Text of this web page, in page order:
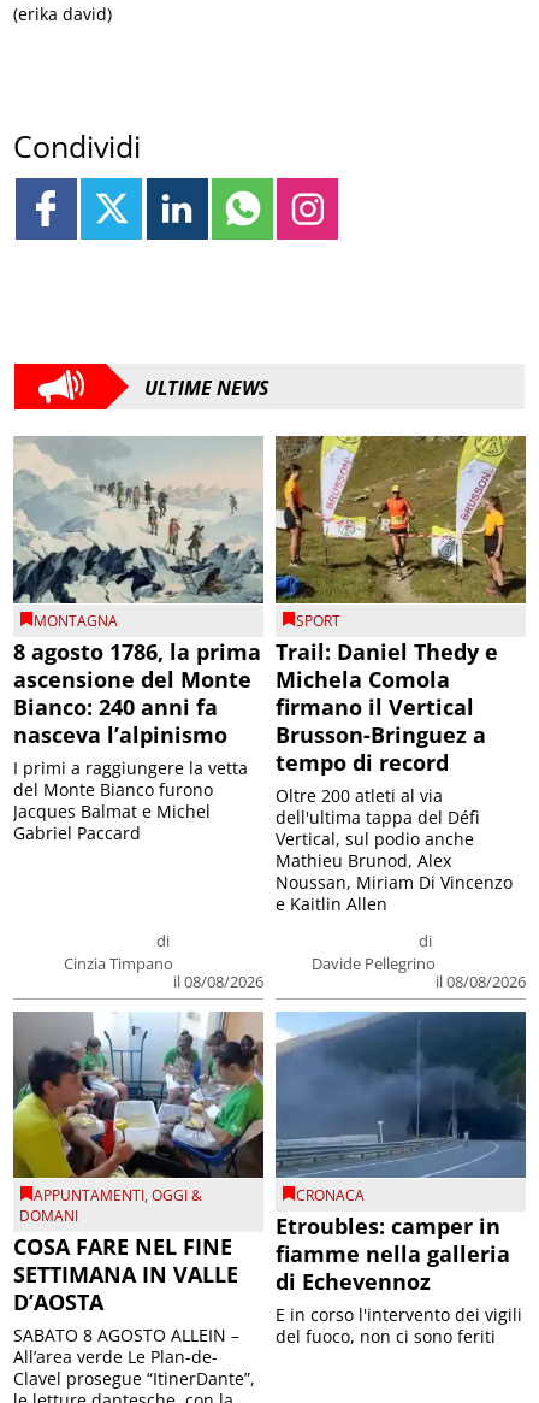
(erika david)
Condividi
ULTIME NEWS
MONTAGNA
8 agosto 1786, la prima
ascensione del Monte
Bianco: 240 anni fa
nasceva l’alpinismo
di
Cinzia Timpano
il 08/08/2026
I primi a raggiungere la vetta
del Monte Bianco furono
Jacques Balmat e Michel
Gabriel Paccard
SPORT
Trail: Daniel Thedy e
Michela Comola
firmano il Vertical
Brusson-Bringuez a
tempo di record
di
Davide Pellegrino
il 08/08/2026
Oltre 200 atleti al via
dell'ultima tappa del Défì
Vertical, sul podio anche
Mathieu Brunod, Alex
Noussan, Miriam Di Vincenzo
e Kaitlin Allen
APPUNTAMENTI,OGGI &
DOMANI
COSA FARE NEL FINE
SETTIMANA IN VALLE
D’AOSTA
SABATO 8 AGOSTO ALLEIN –
All’area verde Le Plan-de-
Clavel prosegue “ItinerDante”,
CRONACA
Etroubles: camper in
fiamme nella galleria
di Echevennoz
E in corso l'intervento dei vigili
del fuoco, non ci sono feriti